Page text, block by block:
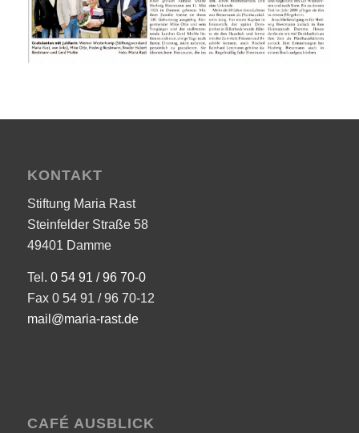
KONTAKT
Stiftung Maria Rast
Steinfelder Straße 58
49401 Damme
Tel. 0 54 91 / 96 70-0
Fax 0 54 91 / 96 70-12
mail@maria-rast.de
CAFÉ AUSBLICK